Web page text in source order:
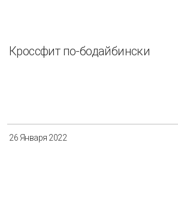
Кроссфит по-бодайбински
26 Января 2022